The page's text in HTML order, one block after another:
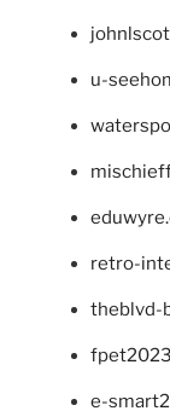
u-
retro-
theblvd-
e-